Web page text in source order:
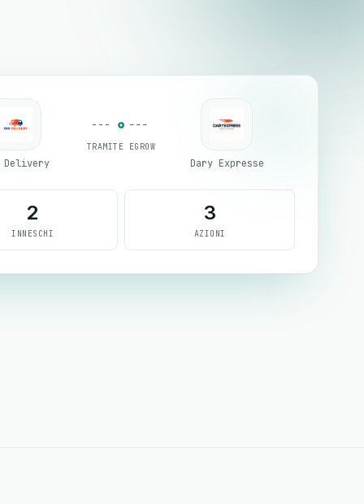
Delivery
TRAMITE EGROW
Dary Expresse
2
INNESCHI
3
AZIONI